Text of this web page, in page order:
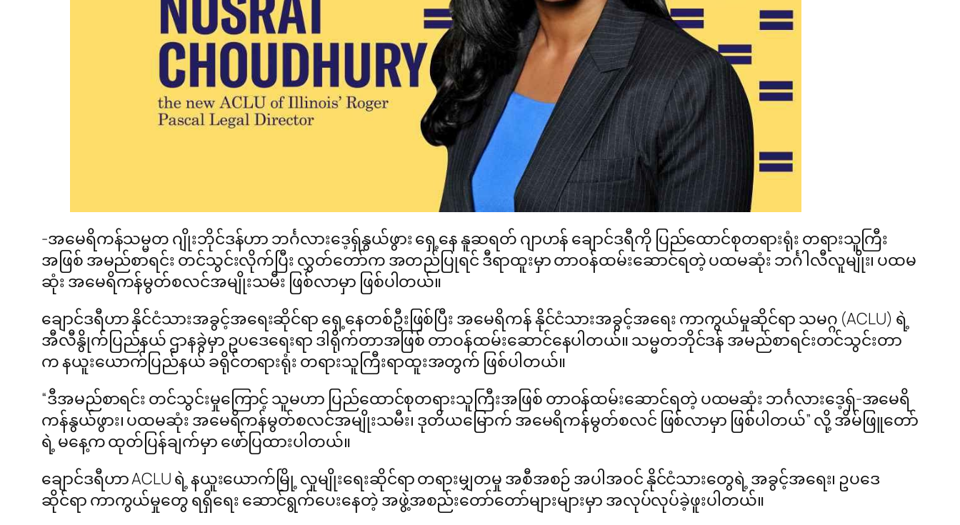
-အမေရိကန်သမ္မတ ဂျိုးဘိုင်ဒန်ဟာ ဘင်္ဂလားဒေ့ရှ်နွယ်ဖွား ရှေ့နေ နူဆရတ် ဂျာဟန် ချောင်ဒရီကို ပြည်ထောင်စုတရားရုံး တရားသူကြီး
အဖြစ် အမည်စာရင်း တင်သွင်းလိုက်ပြီး လွှတ်တော်က အတည်ပြုရင် ဒီရာထူးမှာ တာဝန်ထမ်းဆောင်ရတဲ့ ပထမဆုံး ဘင်္ဂါလီလူမျိုး၊ ပထမ
ဆုံး အမေရိကန်မွတ်စလင်အမျိုးသမီး ဖြစ်လာမှာ ဖြစ်ပါတယ်။
ချောင်ဒရီဟာ နိုင်ငံသားအခွင့်အရေးဆိုင်ရာ ရှေ့နေတစ်ဦးဖြစ်ပြီး အမေရိကန် နိုင်ငံသားအခွင့်အရေး ကာကွယ်မှုဆိုင်ရာ သမဂ္ဂ (ACLU) ရဲ့
အီလီနွိုက်ပြည်နယ် ဌာနခွဲမှာ ဥပဒေရေးရာ ဒါရိုက်တာအဖြစ် တာဝန်ထမ်းဆောင်နေပါတယ်။ သမ္မတဘိုင်ဒန် အမည်စာရင်းတင်သွင်းတာ
က နယူးယောက်ပြည်နယ် ခရိုင်တရားရုံး တရားသူကြီးရာထူးအတွက် ဖြစ်ပါတယ်။
“ဒီအမည်စာရင်း တင်သွင်းမှုကြောင့် သူမဟာ ပြည်ထောင်စုတရားသူကြီးအဖြစ် တာဝန်ထမ်းဆောင်ရတဲ့ ပထမဆုံး ဘင်္ဂလားဒေ့ရှ်-အမေရိ
ကန်နွယ်ဖွား၊ ပထမဆုံး အမေရိကန်မွတ်စလင်အမျိုးသမီး၊ ဒုတိယမြောက် အမေရိကန်မွတ်စလင် ဖြစ်လာမှာ ဖြစ်ပါတယ်” လို့ အိမ်ဖြူတော်
ရဲ့ မနေ့က ထုတ်ပြန်ချက်မှာ ဖော်ပြထားပါတယ်။
ချောင်ဒရီဟာ ACLU ရဲ့ နယူးယောက်မြို့ လူမျိုးရေးဆိုင်ရာ တရားမျှတမှု အစီအစဉ် အပါအဝင် နိုင်ငံသားတွေရဲ့ အခွင့်အရေး၊ ဥပဒေ
ဆိုင်ရာ ကာကွယ်မှုတွေ ရရှိရေး ​ဆောင်ရွက်ပေးနေတဲ့ အဖွဲ့အစည်းတော်တော်များများမှာ အလုပ်လုပ်ခဲ့ဖူးပါတယ်။